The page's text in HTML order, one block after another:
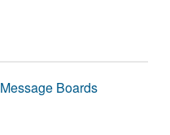
Message Boards